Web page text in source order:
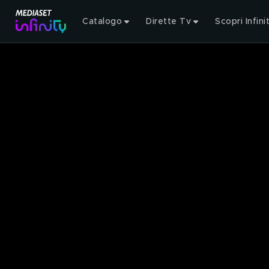
Catalogo Dirette Tv Scopri